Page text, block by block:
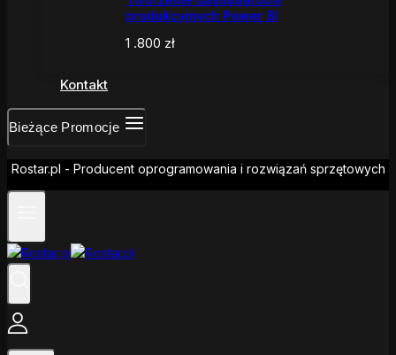
produkcyjnych Power BI
1 .800 zł
Kontakt
Bieżące Promocje
Rostar.pl - Producent oprogramowania i rozwiązań sprzętowych